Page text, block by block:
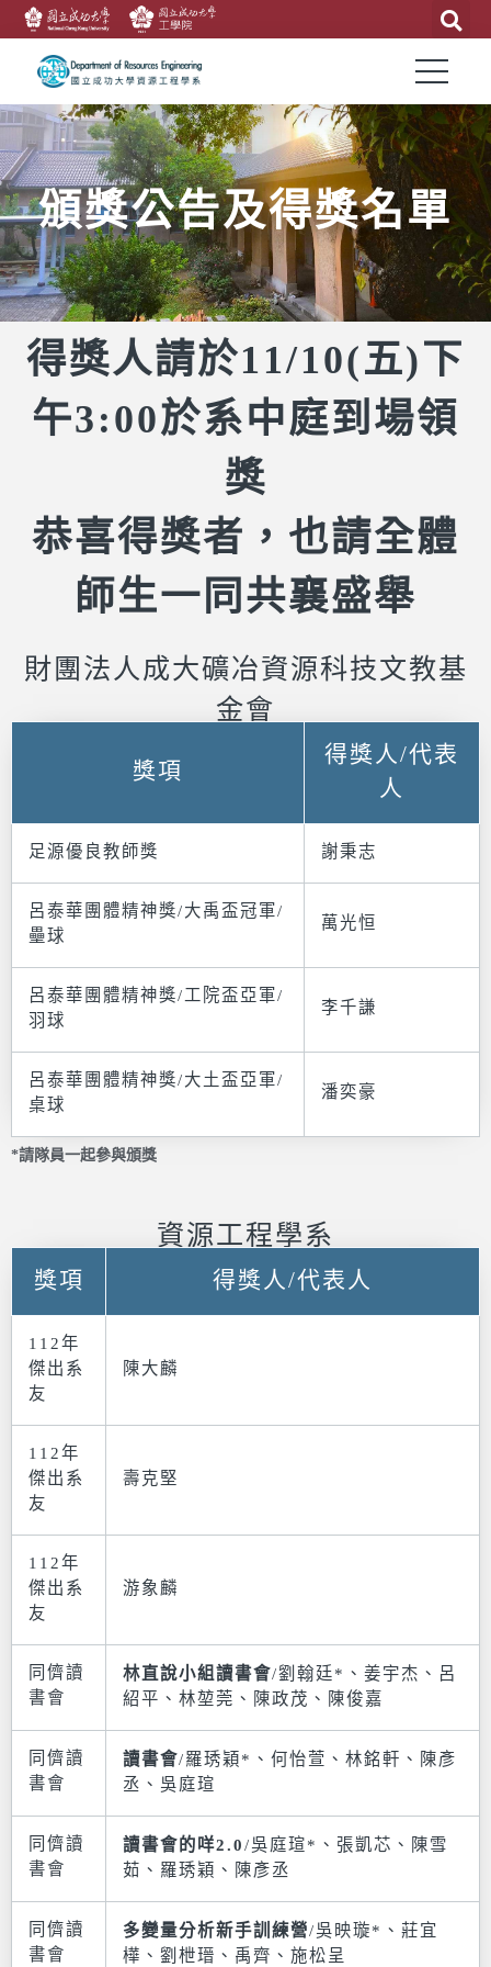
頒獎公告及得獎名單
得獎人請於11/10(五)下
午3:00於系中庭到場領
獎
恭喜得獎者，也請全體
師生一同共襄盛舉
財團法人成大礦冶資源科技文教基
金會
獎項
得獎人/代表
人
足源優良教師獎 謝秉志
呂泰華團體精神獎/大禹盃冠軍/
壘球
萬光恒
呂泰華團體精神獎/工院盃亞軍/
羽球
李千謙
呂泰華團體精神獎/大土盃亞軍/
桌球
潘奕豪
*請隊員一起參與頒獎
資源工程學系
獎項 得獎人/代表人
112年
傑出系
友
陳大麟
112年
傑出系
友
壽克堅
112年
傑出系
友
游象麟
同儕讀
書會
林直說小組讀書會/劉翰廷*、姜宇杰、呂
紹平、林堃莞、陳政茂、陳俊嘉
同儕讀
書會
讀書會/羅琇穎*、何怡萱、林銘軒、陳彥
丞、吳庭瑄
同儕讀
書會
讀書會的咩2.0/吳庭瑄*、張凱芯、陳雪
茹、羅琇穎、陳彥丞
同儕讀
書會
多變量分析新手訓練營/吳映璇*、莊宜
樺、劉枻瑨、禹齊、施松呈